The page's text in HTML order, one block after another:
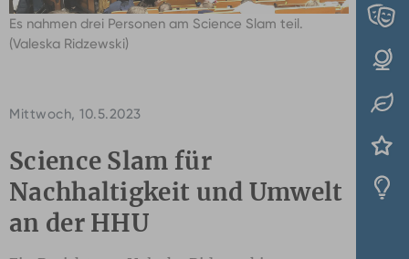
Es nahmen drei Personen am Science Slam teil.
(Valeska Ridzewski)
Mittwoch, 10.5.2023
Science Slam für
Nachhaltigkeit und Umwelt
an der HHU